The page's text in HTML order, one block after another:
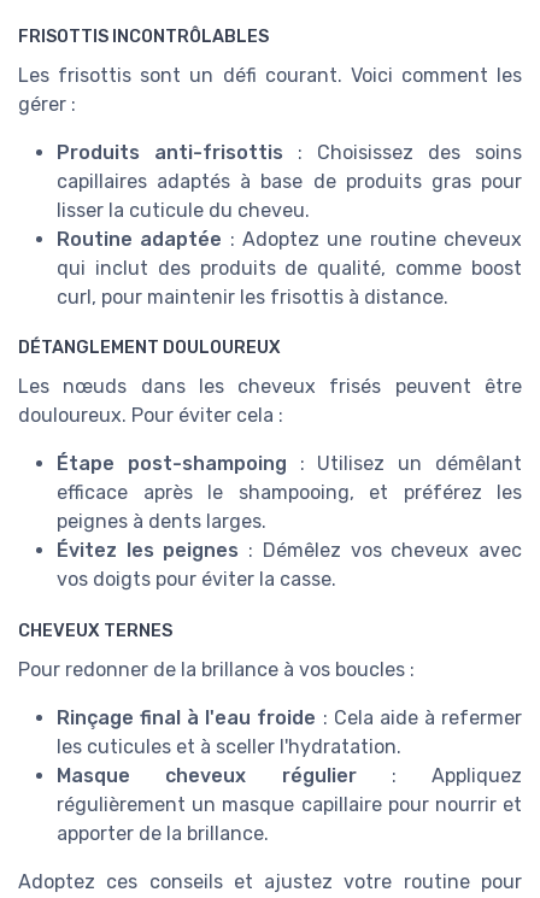
FRISOTTIS INCONTRÔLABLES
Les frisottis sont un défi courant. Voici comment les
gérer :
Produits anti-frisottis : Choisissez des soins
capillaires adaptés à base de produits gras pour
lisser la cuticule du cheveu.
Routine adaptée : Adoptez une routine cheveux
qui inclut des produits de qualité, comme boost
curl, pour maintenir les frisottis à distance.
DÉTANGLEMENT DOULOUREUX
Les nœuds dans les cheveux frisés peuvent être
douloureux. Pour éviter cela :
Étape post-shampoing : Utilisez un démêlant
efficace après le shampooing, et préférez les
peignes à dents larges.
Évitez les peignes : Démêlez vos cheveux avec
vos doigts pour éviter la casse.
CHEVEUX TERNES
Pour redonner de la brillance à vos boucles :
Rinçage final à l'eau froide : Cela aide à refermer
les cuticules et à sceller l'hydratation.
Masque cheveux régulier: Appliquez
régulièrement un masque capillaire pour nourrir et
apporter de la brillance.
Adoptez ces conseils et ajustez votre routine pour